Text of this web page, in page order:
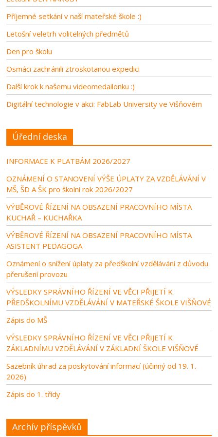
Příjemné setkání v naší mateřské škole :)
Letošní veletrh volitelných předmětů
Den pro školu
Osmáci zachránili ztroskotanou expedici
Další krok k našemu videomedailonku :)
Digitální technologie v akci: FabLab University ve Višňovém
Úřední deska
INFORMACE K PLATBÁM 2026/2027
OZNÁMENÍ O STANOVENÍ VÝŠE ÚPLATY ZA VZDĚLÁVÁNÍ V
MŠ, ŠD A ŠK pro školní rok 2026/2027
VÝBĚROVÉ ŘÍZENÍ NA OBSAZENÍ PRACOVNÍHO MÍSTA
KUCHAŘ – KUCHAŘKA
VÝBĚROVÉ ŘÍZENÍ NA OBSAZENÍ PRACOVNÍHO MÍSTA
ASISTENT PEDAGOGA
Oznámení o snížení úplaty za předškolní vzdělávání z důvodu
přerušení provozu
VÝSLEDKY SPRÁVNÍHO ŘÍZENÍ VE VĚCI PŘIJETÍ K
PŘEDŠKOLNÍMU VZDĚLÁVÁNÍ V MATEŘSKÉ ŠKOLE VIŠŇOVÉ
Zápis do MŠ
VÝSLEDKY SPRÁVNÍHO ŘÍZENÍ VE VĚCI PŘIJETÍ K
ZÁKLADNÍMU VZDĚLÁVÁNÍ V ZÁKLADNÍ ŠKOLE VIŠŇOVÉ
Sazebník úhrad za poskytování informací (účinný od 19. 1.
2026)
Zápis do 1. třídy
Archív příspěvků